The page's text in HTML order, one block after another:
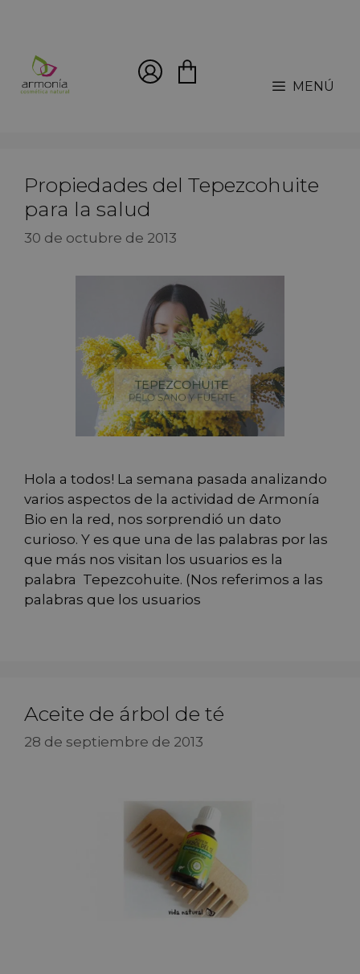
MENÚ
Propiedades del Tepezcohuite
para la salud
30 de octubre de 2013
Hola a todos! La semana pasada analizando
varios aspectos de la actividad de Armonía
Bio en la red, nos sorprendió un dato
curioso. Y es que una de las palabras por las
que más nos visitan los usuarios es la
palabra Tepezcohuite. (Nos referimos a las
palabras que los usuarios
Aceite de árbol de té
28 de septiembre de 2013